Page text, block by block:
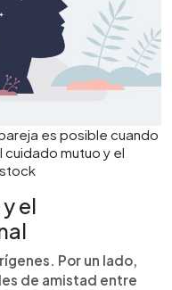
es posible cuando
mutuo y el
el
Por un lado,
de amistad entre